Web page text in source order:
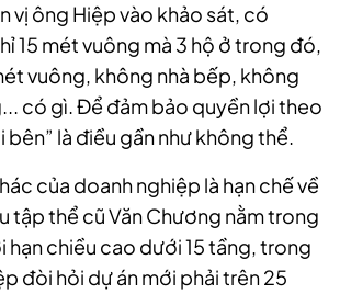
vị ông Hiệp vào khảo sát, có
15 mét vuông mà 3 hộ ở trong đó,
vuông, không nhà bếp, không
có gì. Để đảm bảo quyền lợi theo
bên” là điều gần như không thể.
của doanh nghiệp là hạn chế về
tập thể cũ Văn Chương nằm trong
hạn chiều cao dưới 15 tầng, trong
đòi hỏi dự án mới phải trên 25